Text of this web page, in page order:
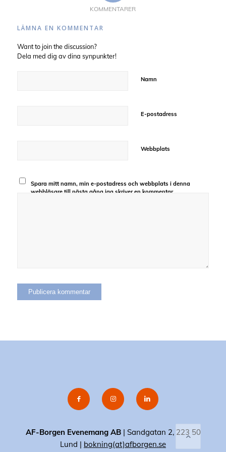
KOMMENTARER
LÄMNA EN KOMMENTAR
Want to join the discussion?
Dela med dig av dina synpunkter!
Namn
E-postadress
Webbplats
Spara mitt namn, min e-postadress och webbplats i denna
webbläsare till nästa gång jag skriver en kommentar.
AF-Borgen Evenemang AB| Sandgatan 2, 223 50
Lund | bokning(at)afborgen.se